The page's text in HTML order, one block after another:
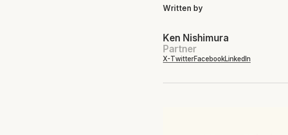
Written by
Ken Nishimura
Partner
X-TwitterFacebookLinkedIn